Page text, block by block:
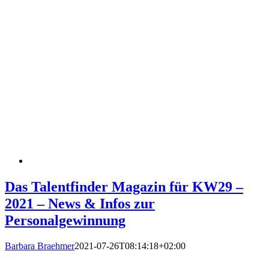
Das Talentfinder Magazin für KW29 –
2021 – News & Infos zur
Personalgewinnung
Barbara Braehmer2021-07-26T08:14:18+02:00